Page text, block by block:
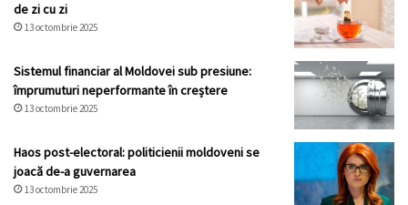
de zi cu zi
13 octombrie 2025
Sistemul financiar al Moldovei sub presiune:
împrumuturi neperformante în creștere
13 octombrie 2025
Haos post-electoral: politicienii moldoveni se
joacă de-a guvernarea
13 octombrie 2025